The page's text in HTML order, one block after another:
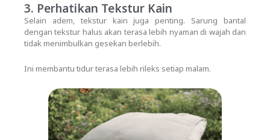
3. Perhatikan Tekstur Kain
Selain adem, tekstur kain juga penting. Sarung bantal
dengan tekstur halus akan terasa lebih nyaman di wajah dan
tidak menimbulkan gesekan berlebih.
Ini membantu tidur terasa lebih rileks setiap malam.